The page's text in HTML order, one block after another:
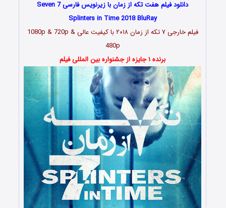
دانلود فیلم هفت تکه از زمان با زیرنویس فارسی Seven 7
Splinters in Time 2018 BluRay
فیلم خارجی ۷ تکه از زمان ۲۰۱۸ با کیفیت عالی 1080p & 720p &
480p
برنده ۱ جایزه از جشنواره‌ بین المللی فیلم